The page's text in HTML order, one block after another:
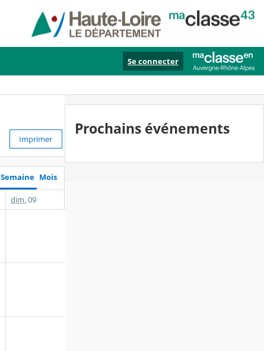
Se connecter
Imprimer
Semaine Mois
dim.09
Prochains événements